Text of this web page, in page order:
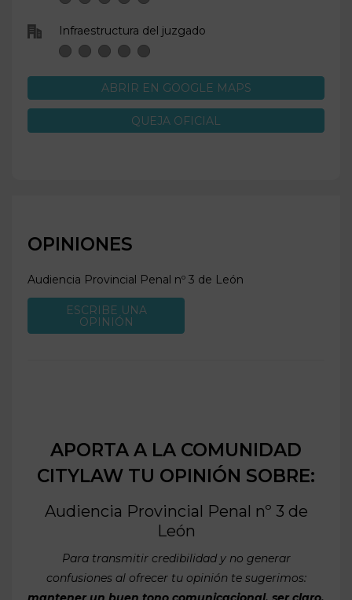
Infraestructura del juzgado
ABRIR EN GOOGLE MAPS
QUEJA OFICIAL
OPINIONES
Audiencia Provincial Penal nº 3 de León
ESCRIBE UNA
OPINIÓN
APORTA A LA COMUNIDAD
CITYLAW TU OPINIÓN SOBRE:
Audiencia Provincial Penal nº 3 de
León
Para transmitir credibilidad y no generar
confusiones al ofrecer tu opinión te sugerimos: